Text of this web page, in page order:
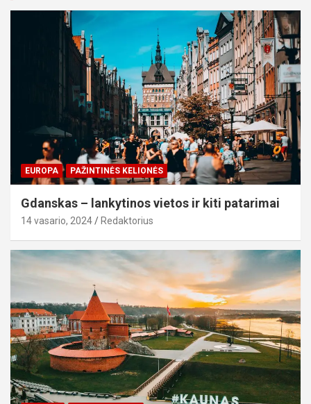
EUROPA PAŽINTINĖS KELIONĖS
Gdanskas – lankytinos vietos ir kiti patarimai
14 vasario, 2024 Redaktorius